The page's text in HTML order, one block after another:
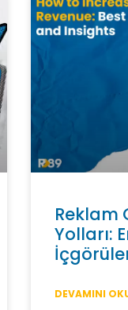
Reklam
Yolları:
DEVAMINI